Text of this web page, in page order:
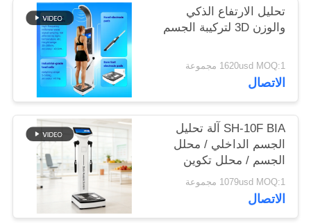
تحليل الارتفاع الذكي
والوزن 3D لتركيبة الجسم
1620usd MOQ:1 مجموعة
الاتصال
SH-10F BIA آلة تحليل
الجسم الداخلي / محلل
الجسم / محلل تكوين
الجسم
1079usd MOQ:1 مجموعة
الاتصال